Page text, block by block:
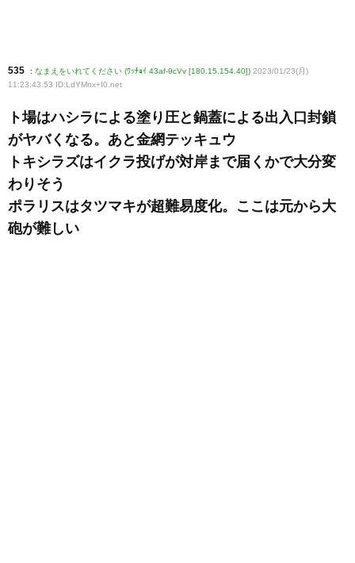
535 : なまえをいれてください (ﾜｯﾁｮｲ 43af-9cVv [180.15.154.40]) 2023/01/23(月)
11:23:43.53 ID:LdYMnx+I0 .net
ト場はハシラによる塗り圧と鍋蓋による出入口封鎖
がヤバくなる。あと金網テッキュウ
トキシラズはイクラ投げが対岸まで届くかで大分変
わりそう
ポラリスはタツマキが超難易度化。ここは元から大
砲が難しい